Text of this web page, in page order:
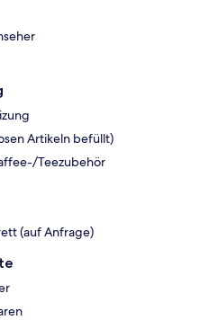
Artikeln befüllt)
Teezubehör
(auf Anfrage)